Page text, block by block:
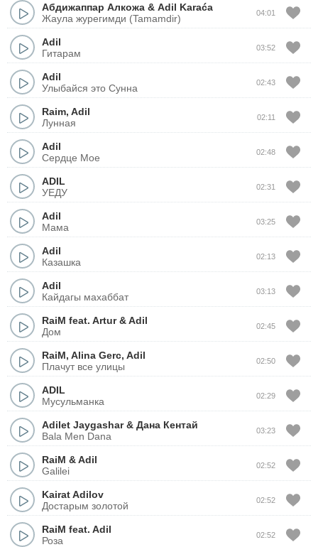
Абдижаппар Алкожа & Adil Karaća
Жаула журегимди (Tamamdir)
04:01
Adil
Гитарам
03:52
Adil
Улыбайся это Сунна
02:43
Raim, Adil
Лунная
02:11
Adil
Сердце Мое
02:48
ADIL
УЕДУ
02:31
Adil
Мама
03:25
Adil
Казашка
02:13
Adil
Кайдагы махаббат
03:13
RaiM feat. Artur&Adil
Дом
02:45
RaiM, Alina Gerc, Adil
Плачут все улицы
02:50
ADIL
Мусульманка
02:29
Adilet Jaygashar& Дана Кентай
Bala Men Dana
03:23
RaiM &Adil
Galilei
02:52
Kairat Adilov
Достарым золотой
02:52
RaiM feat. Adil
Роза
02:52